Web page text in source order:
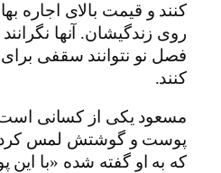
کنند و قیمت بالای اجاره
روی زندگیشان. آنها نگرانند
فصل نو نتوانند سقفی
کنند.
مسعود یکی از کسانی است
پوست و گوشتش لمس
که به او گفته شده «با